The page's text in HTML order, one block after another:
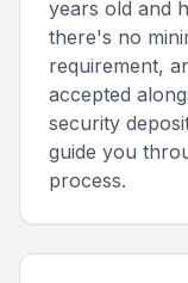
years old and
there's no
requirement,
accepted
security
guide you
process.